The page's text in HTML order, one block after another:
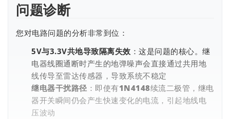
问题诊断
您对电路问题的分析非常到位：
5V与3.3V共地导致隔离失效 ：这是问题的核心。继
电器线圈通断时产生的地弹噪声会直接通过共用地
线传导至雷达传感器，导致系统不稳定
继电器干扰路径 ：即使有1N4148续流二极管，继电
器开关瞬间仍会产生快速变化的电流，引起地线电
压波动